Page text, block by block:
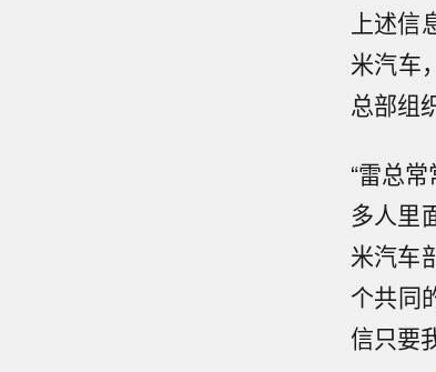
上述
米汽车
总部组
“雷总
多人里
米汽车
个共同
信只要